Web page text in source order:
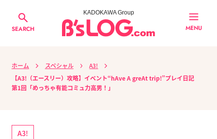
SEARCH
KADOKAWA Group
MENU
ホーム スペシャル
A3!
【A3!（エースリー）攻略】イベント“hAve A greAt trip!”プレイ日記
第1回「めっちゃ有能コミュ力高男！」
A3!